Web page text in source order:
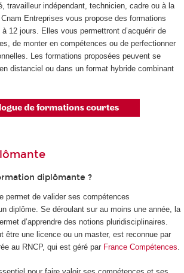
travailleur indépendant, technicien, cadre ou à la
Entreprises vous propose des formations
12 jours. Elles vous permettront d’acquérir de
de monter en compétences ou de perfectionner
Les formations proposées peuvent se
distanciel ou dans un format hybride combinant
diplômante ?
permet de valider ses compétences
diplôme. Se déroulant sur au moins une année, la
d’apprendre des notions pluridisciplinaires.
être une licence ou un master, est reconnue par
au RNCP, qui est géré par France Compétences.